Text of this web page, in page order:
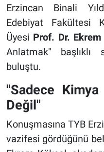
Erzincan Binali
Edebiyat Fakültesi
Üyesi Prof. Dr. Ekrem
Anlatmak" başlıklı
buluştu.
"Sadece
Değil"
Konuşmasına TYB
vazifesi gördüğünü